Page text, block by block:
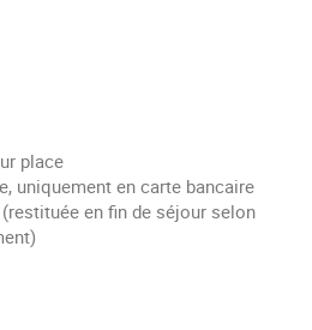
place
uniquement en carte bancaire
(restituée en fin de séjour selon